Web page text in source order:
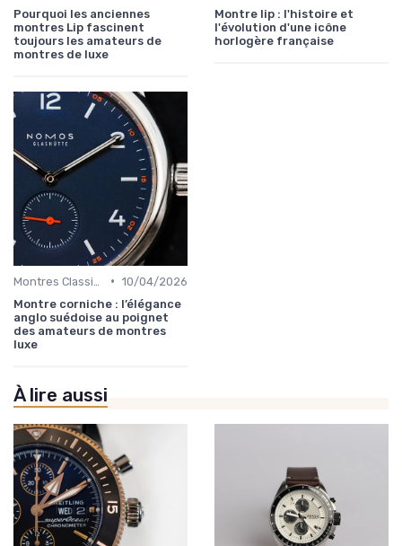
Pourquoi les anciennes
montres Lip fascinent
toujours les amateurs de
montres de luxe
Montre lip : l'histoire et
l'évolution d'une icône
horlogère française
• 10/04/2026
Montre corniche : l’élégance
anglo suédoise au poignet
des amateurs de montres
luxe
À lire aussi